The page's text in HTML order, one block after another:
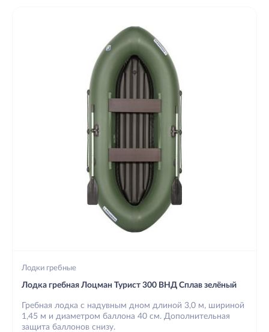
Лодки гребные
Лодка гребная Лоцман Турист 300 ВНД Сплав зелёный
Гребная лодка с надувным дном длиной 3,0 м, шириной
1,45 м и диаметром баллона 40 см. Дополнительная
защита баллонов снизу.